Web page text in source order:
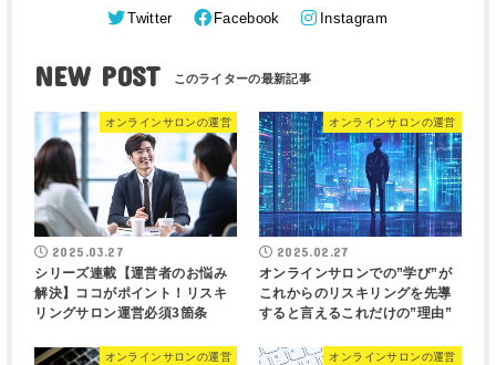
Twitter Facebook Instagram
NEW POST
オンラインサロンの運営
2025.03.27
シリーズ連載【運営者のお悩み
解決】ココがポイント！リスキ
リングサロン運営必須3箇条
オンラインサロンの運営
2025.02.27
オンラインサロンでの”学び”が
これからのリスキリングを先導
すると言えるこれだけの”理由”
オンラインサロンの運営 オンラインサロンの運営